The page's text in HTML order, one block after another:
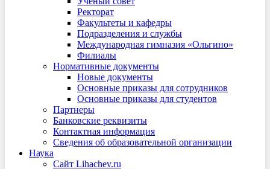
Ректорат
Факультеты и кафедры
Подразделения и службы
Международная гимназия «Ольгино»
Филиалы
Нормативные документы
Новые документы
Основные приказы для сотрудников
Основные приказы для студентов
Партнеры
Банковские реквизиты
Контактная информация
Сведения об образовательной организации
Наука
Сайт Lihachev.ru